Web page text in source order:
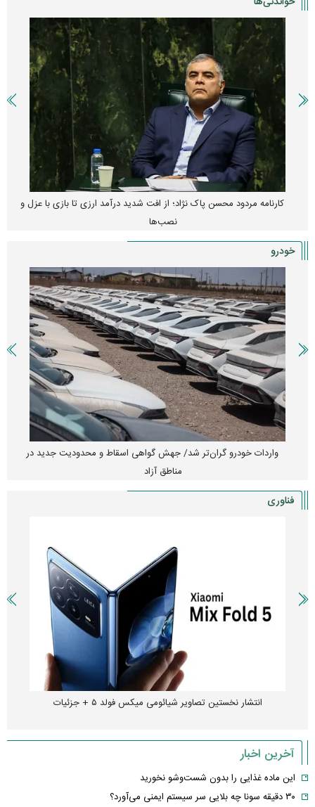
کارنامه مردود محسن پاک‌ نژاد؛ از افت شدید درآمد ارزی تا بازی با عزل و
نصب‌ها
خودرو
واردات خودرو گران‌تر شد/ جهش گواهی اسقاط و محدودیت جدید در
مناطق آزاد
فناوری
انتشار نخستین تصاویر شیائومی میکس فولد ۵ + جزئیات
آخرین اخبار
این ماده غذایی را بدون شست‌وشو نخورید
۳۰ دقیقه سونا چه بلایی سر سیستم ایمنی می‌آورد؟